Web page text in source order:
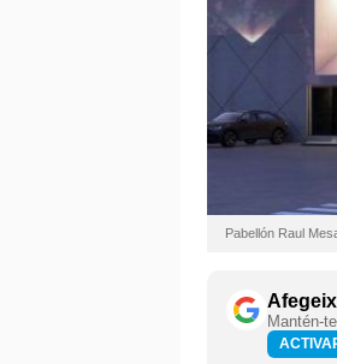
Pabellón Raul
Afegeix
Mantén-